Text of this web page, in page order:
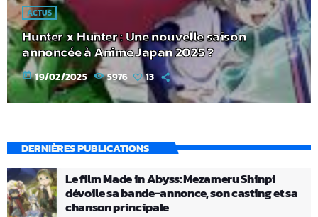
ACTUS
Hunter x Hunter : Une nouvelle saison
annoncée à Anime Japan 2025 ?
today 19/02/2025 5976 13
DERNIÈRES PUBLICATIONS
Le film Made in Abyss: Mezameru Shinpi
dévoile sa bande-annonce, son casting et sa
chanson principale